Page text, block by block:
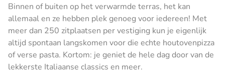
Binnen of buiten op het verwarmde terras, het kan
allemaal en ze hebben plek genoeg voor iedereen! Met
meer dan 250 zitplaatsen per vestiging kun je eigenlijk
altijd spontaan langskomen voor die echte houtovenpizza
of verse pasta. Kortom: je geniet de hele dag door van de
lekkerste Italiaanse classics en meer.